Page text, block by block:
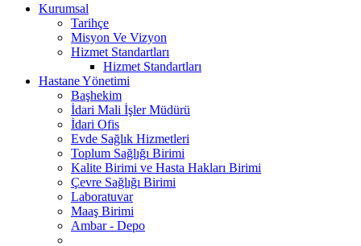
Kurumsal
Tarihçe
Misyon Ve Vizyon
Hizmet Standartları
Hizmet Standartları
Hastane Yönetimi
Başhekim
İdari Mali İşler Müdürü
İdari Ofis
Evde Sağlık Hizmetleri
Toplum Sağlığı Birimi
Kalite Birimi ve Hasta Hakları Birimi
Çevre Sağlığı Birimi
Laboratuvar
Maaş Birimi
Ambar - Depo